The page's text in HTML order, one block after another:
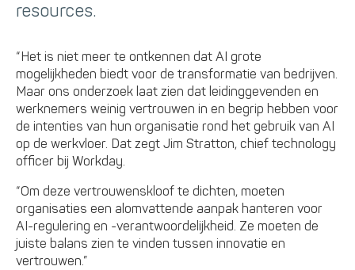
resources.
“Het is niet meer te ontkennen dat AI grote
mogelijkheden biedt voor de transformatie van bedrijven.
Maar ons onderzoek laat zien dat leidinggevenden en
werknemers weinig vertrouwen in en begrip hebben voor
de intenties van hun organisatie rond het gebruik van AI
op de werkvloer. Dat zegt Jim Stratton, chief technology
officer bij Workday.
“Om deze vertrouwenskloof te dichten, moeten
organisaties een alomvattende aanpak hanteren voor
AI-regulering en -verantwoordelijkheid. Ze moeten de
juiste balans zien te vinden tussen innovatie en
vertrouwen.”